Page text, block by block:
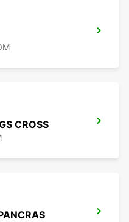
CROSS